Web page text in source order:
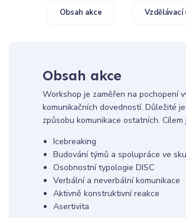
Obsah akce Vzdělávací
Obsah akce
Workshop je zaměřen na pochopení
komunikačních dovedností. Důležité
způsobu komunikace ostatních.
Icebreaking
Budování týmů a spolupráce ve
Osobnostní typologie DISC
Verbální a neverbální komunikace
Aktivně konstruktivní reakce
Asertivita